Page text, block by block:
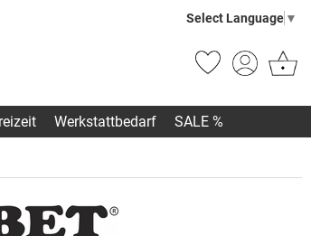
Select Language ▼
Werkstattbedarf SALE %